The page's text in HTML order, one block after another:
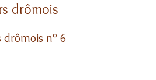
drômois
drômois n° 6